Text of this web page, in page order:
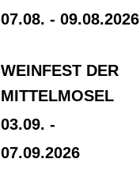
07.08. - 09.08.2026
WEINFEST DER
MITTELMOSEL
03.09. -
07.09.2026